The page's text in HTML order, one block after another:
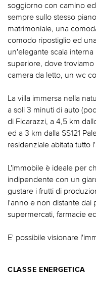
soggiorno con camino
sempre sullo stesso
matrimoniale, una
comodo ripostiglio ed
un'elegante scala
superiore, dove
camera da letto, un wc
La villa immersa nella
a soli 3 minuti di auto
di Ficarazzi, a 4,5 km
ed a 3 km dalla SS121
residenziale abitata tutto
L'immobile è ideale per
indipendente con un
gustare i frutti di
l'anno e non distante dai
supermercati, farmacie
E' possibile visionare
CLASSE ENERGETICA